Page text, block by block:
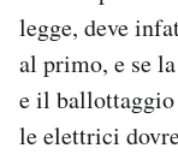
legge, deve
al primo, e se
e il
le elettrici